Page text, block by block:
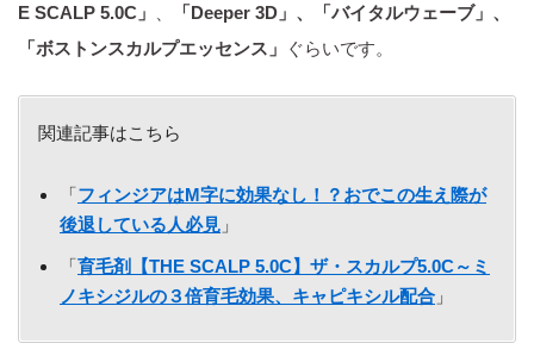
E SCALP 5.0C」
「Deeper 3D」、「バイタルウェーブ」、
「ボストンスカルプエッセンス」
ぐらいです。
関連記事はこちら
「フィンジアはM字に効果なし！？おでこの生え際が
後退している人必見 」
「育毛剤【THE SCALP 5.0C】ザ・スカルプ5.0C～ミ
ノキシジルの３倍育毛効果、キャピキシル配合 」